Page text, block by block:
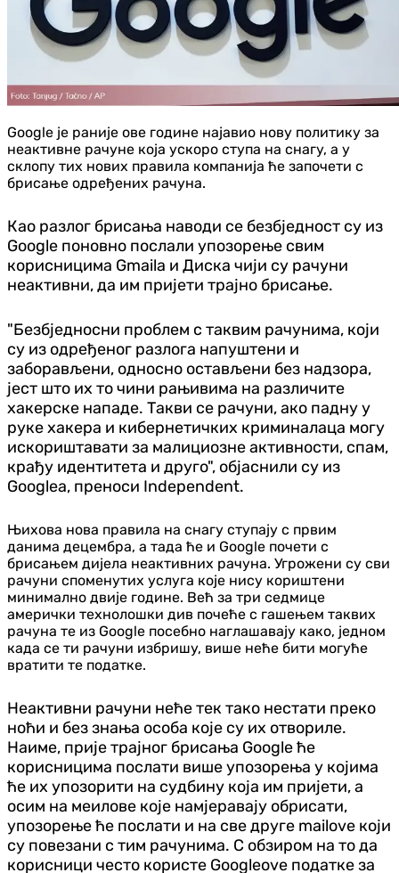
Google је раније ове године најавио нову политику за
неактивне рачуне која ускоро ступа на снагу, а у
склопу тих нових правила компанија ће започети с
брисање одређених рачуна.
Као разлог брисања наводи се безбједност су из
Google поновно послали упозорење свим
корисницима Gmaila и Диска чији су рачуни
неактивни, да им пријети трајно брисање.
"Безбједносни проблем с таквим рачунима, који
су из одређеног разлога напуштени и
заборављени, односно остављени без надзора,
јест што их то чини рањивима на различите
хакерске нападе. Такви се рачуни, ако падну у
руке хакера и кибернетичких криминалаца могу
искориштавати за малициозне активности, спам,
крађу идентитета и друго", објаснили су из
Googlea, преноси Independent.
Њихова нова правила на снагу ступају с првим
данима децембра, а тада ће и Google почети с
брисањем дијела неактивних рачуна. Угрожени су сви
рачуни споменутих услуга које нису кориштени
минимално двије године. Већ за три седмице
амерички технолошки див почеће с гашењем таквих
рачуна те из Google посебно наглашавају како, једном
када се ти рачуни избришу, више неће бити могуће
вратити те податке.
Неактивни рачуни неће тек тако нестати преко
ноћи и без знања особа које су их отвориле.
Наиме, прије трајног брисања Google ће
корисницима послати више упозорења у којима
ће их упозорити на судбину која им пријети, а
осим на меилове које намјеравају обрисати,
упозорење ће послати и на све друге mailove који
су повезани с тим рачунима. С обзиром на то да
корисници често користе Googleove податке за